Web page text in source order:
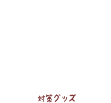
ほうれい線の消し方・対策